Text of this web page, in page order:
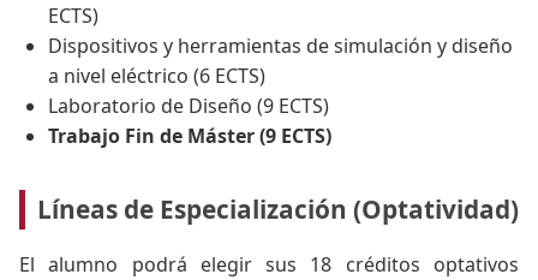
ECTS)
Dispositivos y herramientas de simulación y diseño
a nivel eléctrico (6 ECTS)
Laboratorio de Diseño (9 ECTS)
Trabajo Fin de Máster (9 ECTS)
Líneas de Especialización (Optatividad)
El alumno podrá elegir sus 18 créditos optativos